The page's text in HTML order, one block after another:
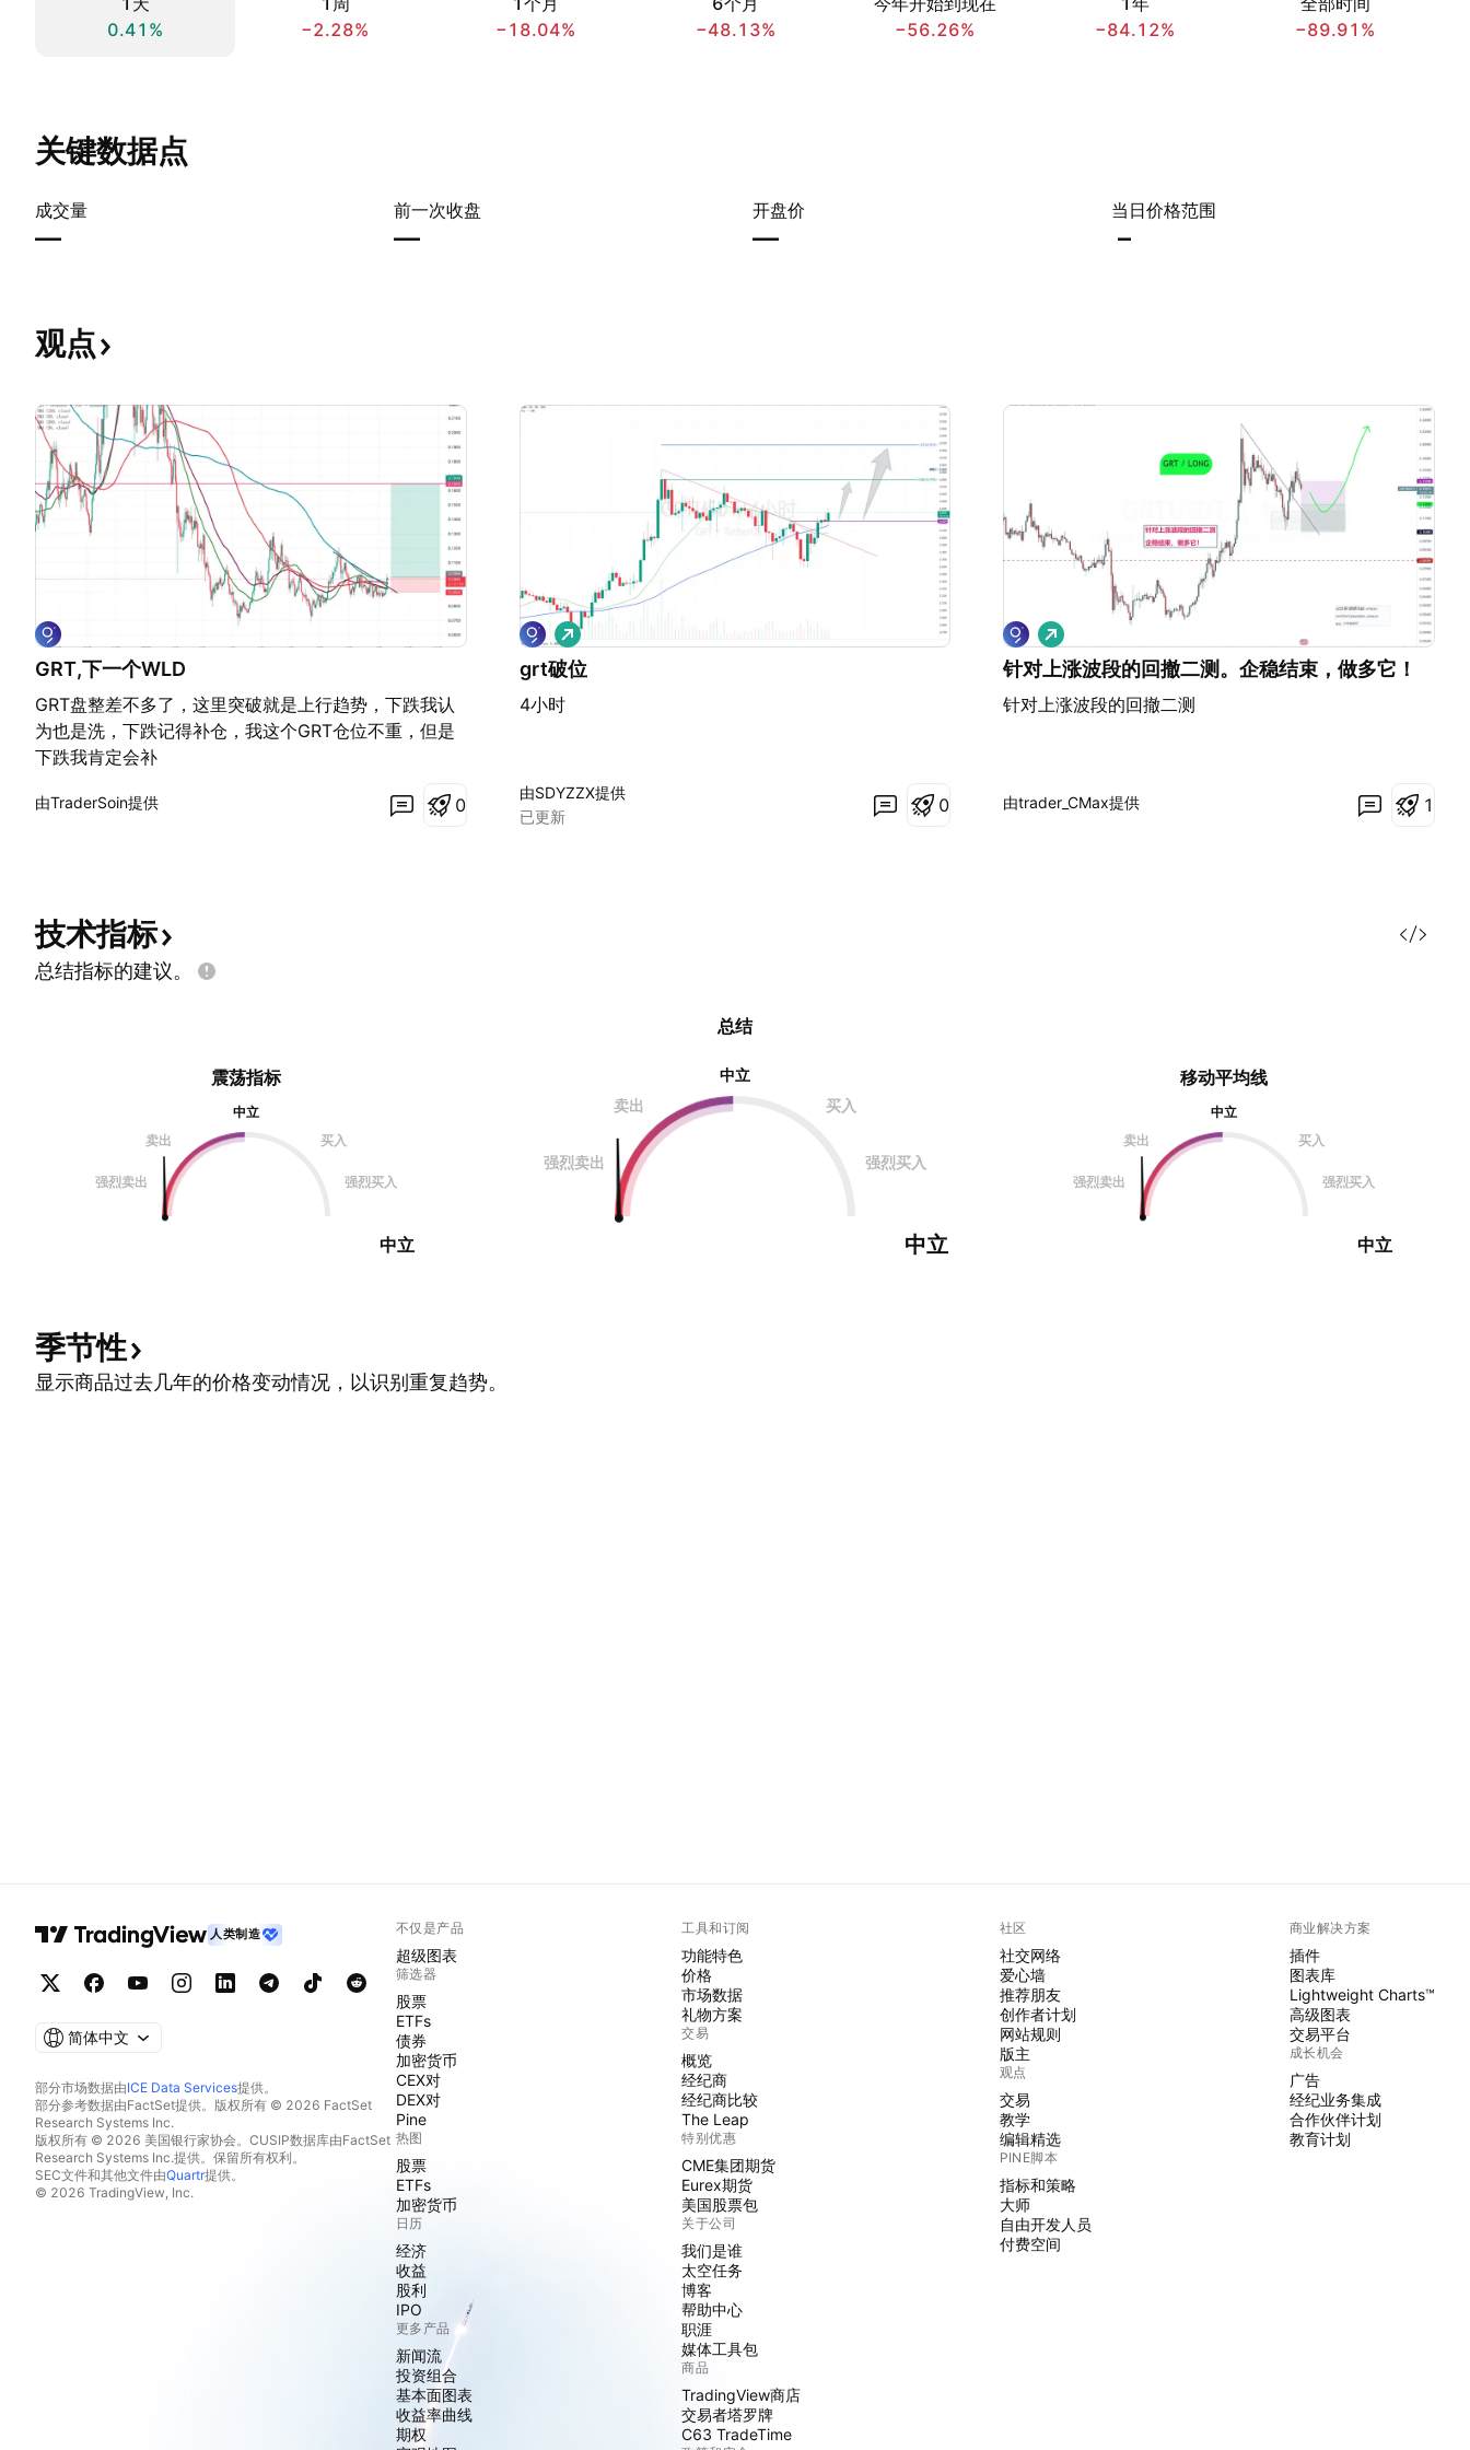
0.41%
−2.28%
−18.04%
−48.13%
−56.26%
−84.12%
−89.91%
关键数据点
成交量
—
前一次收盘
—
开盘价
—
当日价格范围
–
观点
GRT,下一个WLD
GRT盘整差不多了，这里突破就是上行趋势，下跌我认
为也是洗，下跌记得补仓，我这个GRT仓位不重，但是
下跌我肯定会补
由TraderSoin提供 0
grt破位
4小时
做
多
由SDYZZX提供
已更新
0
针对上涨波段的回撤二测。企稳结束，做多它！
针对上涨波段的回撤二测
做
多
由trader_CMax提供 1
技术指标
总结指标的建议。
震荡指标
中立
卖出
买入
强烈卖出 强烈买入
中立
总结
中立
卖出
买入
强烈卖出 强烈买入
中立
移动平均线
中立
卖出
买入
强烈卖出 强烈买入
中立
季节性
显示商品过去几年的价格变动情况，以识别重复趋势。
人类制造
简体中文
部分市场数据由ICE Data Services提供。
部分参考数据由FactSet提供。版权所有 © 2026 FactSet
Research Systems Inc.
版权所有 © 2026 美国银行家协会。CUSIP数据库由FactSet
Research Systems Inc.提供。保留所有权利。
SEC文件和其他文件由Quartr提供。
© 2026 TradingView, Inc.
不仅是产品
超级图表
筛选器
股票
ETFs
债券
加密货币
CEX对
DEX对
Pine
热图
股票
ETFs
加密货币
日历
经济
收益
股利
IPO
更多产品
新闻流
投资组合
基本面图表
收益率曲线
期权
工具和订阅
功能特色
价格
市场数据
礼物方案
交易
概览
经纪商
经纪商比较
The Leap
特别优惠
CME集团期货
Eurex期货
美国股票包
关于公司
我们是谁
太空任务
博客
帮助中心
职涯
媒体工具包
商品
TradingView商店
交易者塔罗牌
C63 TradeTime
社区
社交网络
爱心墙
推荐朋友
创作者计划
网站规则
版主
观点
交易
教学
编辑精选
PINE脚本
指标和策略
大师
自由开发人员
付费空间
商业解决方案
插件
图表库
Lightweight Charts™
高级图表
交易平台
成长机会
广告
经纪业务集成
合作伙伴计划
教育计划